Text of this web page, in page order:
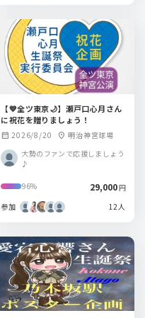
【💙全ツ東京🌙】瀬戸口心月さん
に祝花を贈りましょう！
calendar_month 2026/8/20 location_on 明治神宮球場
大勢のファンで応援しましょう
♪
96% 29,000円
参加
12人